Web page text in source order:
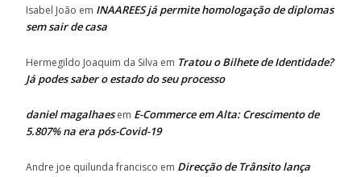
Isabel João em INAAREES já permite homologação de diplomas
sem sair de casa
Hermegildo Joaquim da Silva em Tratou o Bilhete de Identidade?
Já podes saber o estado do seu processo
daniel magalhaesem E-Commerce em Alta: Crescimento de
5.807% na era pós-Covid-19
Andre joe quilunda francisco em Direcção de Trânsito lança